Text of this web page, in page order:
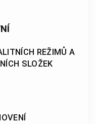
REŽIMŮ A
SLOŽEK